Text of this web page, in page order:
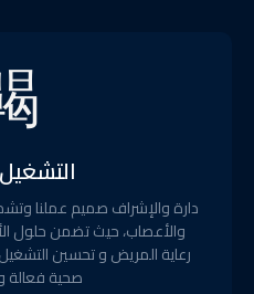
دارة والإشراف صميم عملنا
والأعصاب، حيث تضمن حلول
رعاية المريض و تحسين
صحية فعالة